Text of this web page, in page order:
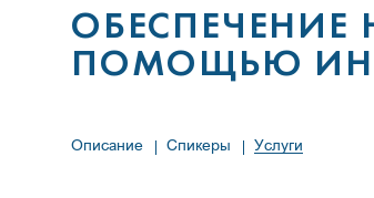
ПОМОЩЬЮ
Описание Спикеры Услуги